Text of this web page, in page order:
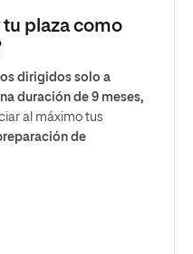
plaza como
dirigidos solo a
duración de 9 meses,
al máximo tus
de